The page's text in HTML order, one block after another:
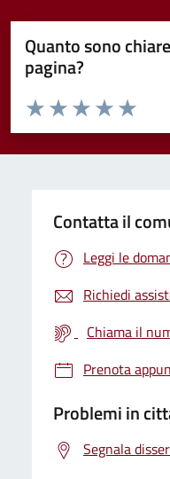
Quanto sono
pagina?
Valuta da 1 a 5 stelle la pagina
Valuta
Valuta 4
Valuta 3 stelle
Valuta 2 stelle su 5
Valuta 1 stelle su 5
Contatta il
Leggi le
Richiedi
Chiama il
Prenota
Problemi in
Segnala